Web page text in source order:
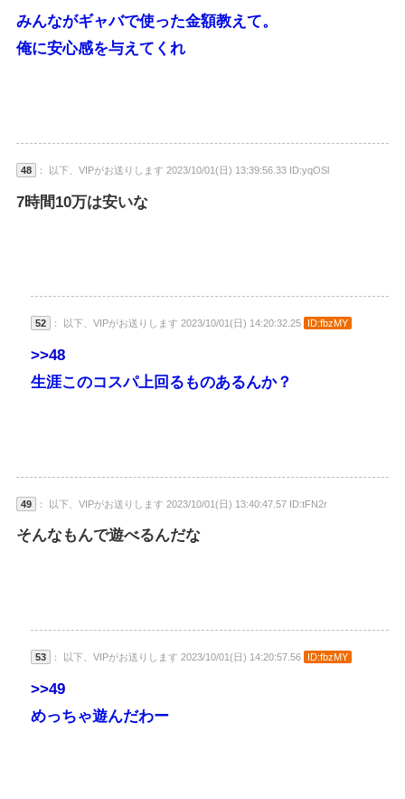
みんながギャバで使った金額教えて。
俺に安心感を与えてくれ
48 ： 以下、VIPがお送りします 2023/10/01(日) 13:39:56.33 ID:yqOSl
7時間10万は安いな
52 ： 以下、VIPがお送りします 2023/10/01(日) 14:20:32.25 ID:fbzMY
>>48
生涯このコスパ上回るものあるんか？
49 ： 以下、VIPがお送りします 2023/10/01(日) 13:40:47.57 ID:tFN2r
そんなもんで遊べるんだな
53 ： 以下、VIPがお送りします 2023/10/01(日) 14:20:57.56 ID:fbzMY
>>49
めっちゃ遊んだわー